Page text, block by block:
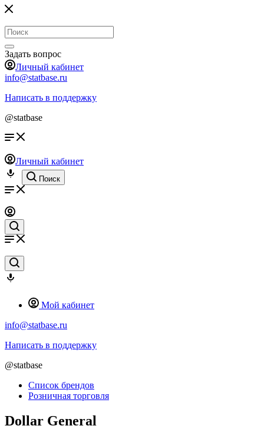
Задать вопрос
Личный кабинет
info@statbase.ru
Написать в поддержку
@statbase
Личный кабинет
Поиск
Мой кабинет
info@statbase.ru
Написать в поддержку
@statbase
Список брендов
Розничная торговля
Dollar General